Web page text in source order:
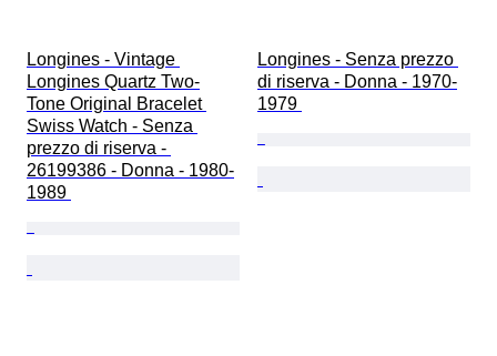
Longines - Vintage
Longines Quartz Two-
Tone Original Bracelet
Swiss Watch - Senza
prezzo di riserva -
26199386 - Donna - 1980-
1989
Longines - Senza prezzo
di riserva - Donna - 1970-
1979